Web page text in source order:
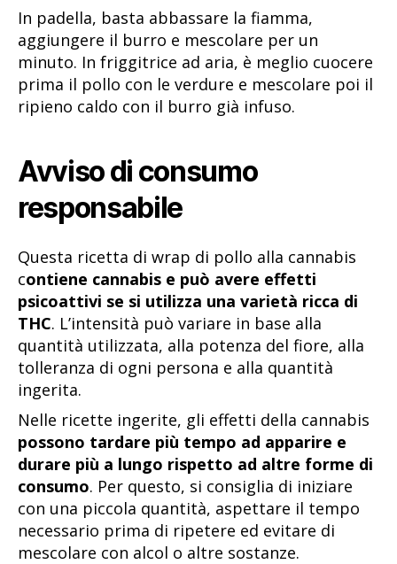
In padella, basta abbassare la fiamma,
aggiungere il burro e mescolare per un
minuto. In friggitrice ad aria, è meglio cuocere
prima il pollo con le verdure e mescolare poi il
ripieno caldo con il burro già infuso.
Avviso di consumo
responsabile
Questa ricetta di wrap di pollo alla cannabis
contiene cannabis e può avere effetti
psicoattivi se si utilizza una varietà ricca di
THC. L’intensità può variare in base alla
quantità utilizzata, alla potenza del fiore, alla
tolleranza di ogni persona e alla quantità
ingerita.
Nelle ricette ingerite, gli effetti della cannabis
possono tardare più tempo ad apparire e
durare più a lungo rispetto ad altre forme di
consumo. Per questo, si consiglia di iniziare
con una piccola quantità, aspettare il tempo
necessario prima di ripetere ed evitare di
mescolare con alcol o altre sostanze.